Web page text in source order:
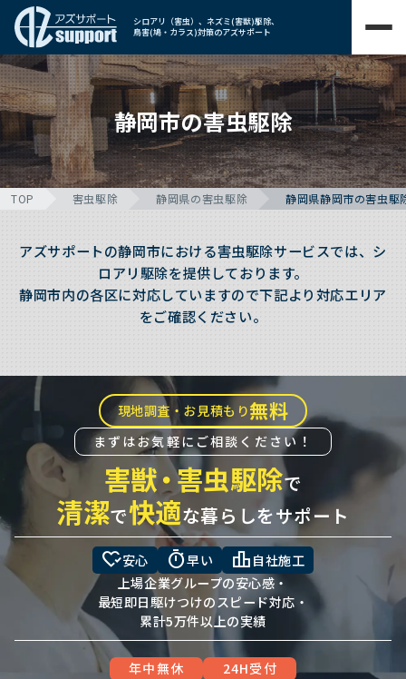
シロアリ（害虫）、ネズミ(害獣)駆除、
鳥害(鳩・カラス)対策のアズサポート
静岡市の害虫駆除
TOP 害虫駆除 静岡県の害虫駆除 静岡県静岡市の害虫駆
アズサポートの静岡市における害虫駆除サービスでは、シ
ロアリ駆除を提供しております。
静岡市内の各区に対応していますので下記より対応エリア
をご確認ください。
現地調査・お見積もり無料
まずはお気軽にご相談ください！
害獣・害虫駆除で
清潔で快適な暮らしをサポート
heart_check安心 timer早い leaderboard 自社施工
上場企業グループの安心感・
最短即日駆けつけのスピード対応・
累計5万件以上の実績
年中無休
24H受付